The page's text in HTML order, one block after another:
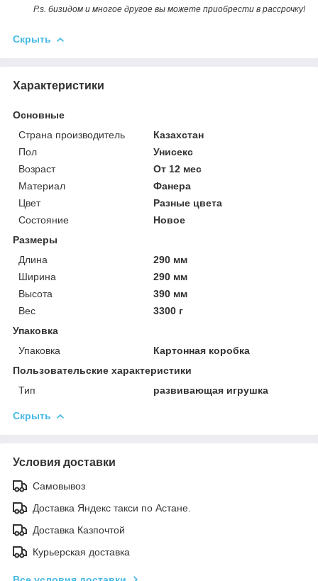
P.s. бизидом и многое другое вы можете приобрести в рассрочку!
Скрыть
Характеристики
Основные
Страна производитель
Казахстан
Пол
Унисекс
Возраст
От 12 мес
Материал
Фанера
Цвет
Разные цвета
Состояние
Новое
Размеры
Длина
290 мм
Ширина
290 мм
Высота
390 мм
Вес
3300 г
Упаковка
Упаковка
Картонная коробка
Пользовательские характеристики
Тип
развивающая игрушка
Скрыть
Условия доставки
Самовывоз
Доставка Яндекс такси по Астане.
Доставка Казпочтой
Курьерская доставка